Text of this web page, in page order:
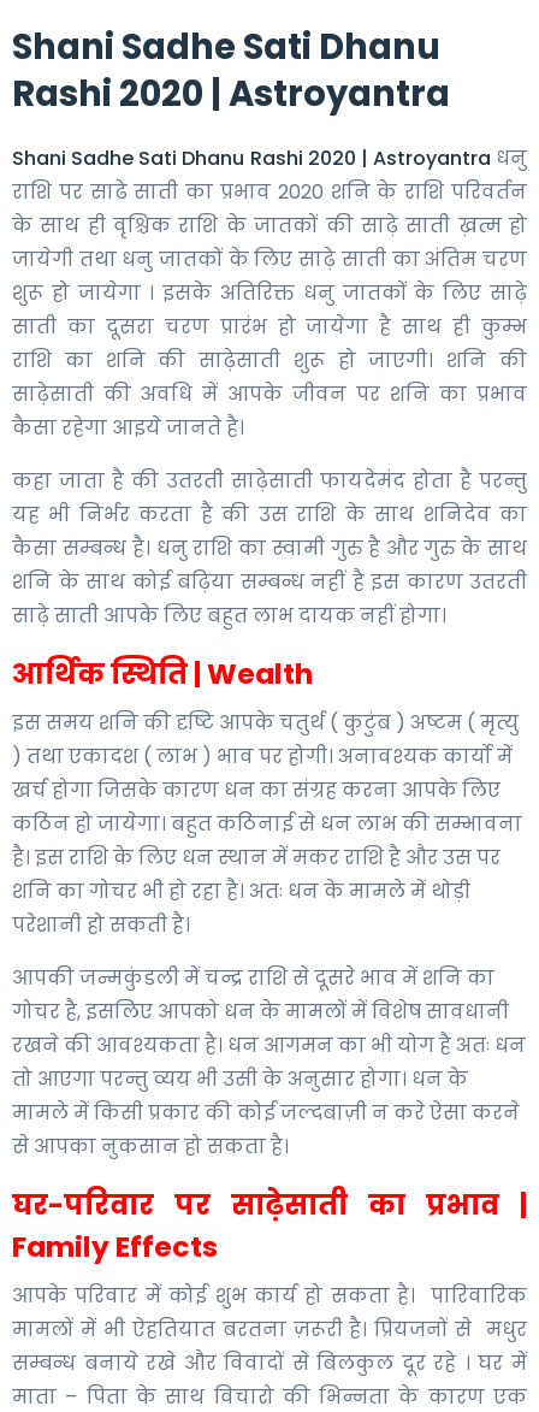
Shani Sadhe Sati Dhanu
Rashi 2020 | Astroyantra
Shani Sadhe Sati Dhanu Rashi 2020 | Astroyantra धनु
राशि पर साढे साती का प्रभाव 2020 शनि के राशि परिवर्तन
के साथ ही वृश्चिक राशि के जातकों की साढ़े साती ख़त्म हो
जायेगी तथा धनु जातकों के लिए साढ़े साती का अंतिम चरण
शुरू हो जायेगा । इसके अतिरिक्त धनु जातकों के लिए साढ़े
साती का दूसरा चरण प्रारंभ हो जायेगा है साथ ही कुम्भ
राशि का शनि की साढ़ेसाती शुरू हो जाएगी। शनि की
साढ़ेसाती की अवधि में आपके जीवन पर शनि का प्रभाव
कैसा रहेगा आइये जानते है।
कहा जाता है की उतरती साढ़ेसाती फायदेमंद होता है परन्तु
यह भी निर्भर करता है की उस राशि के साथ शनिदेव का
कैसा सम्बन्ध है। धनु राशि का स्वामी गुरु है और गुरु के साथ
शनि के साथ कोई बढ़िया सम्बन्ध नहीं है इस कारण उतरती
साढ़े साती आपके लिए बहुत लाभ दायक नहीं होगा।
आर्थिक स्थिति | Wealth
इस समय शनि की दृष्टि आपके चतुर्थ ( कुटुंब ) अष्टम ( मृत्यु
) तथा एकादश ( लाभ ) भाव पर होगी। अनावश्यक कार्यो में
खर्च होगा जिसके कारण धन का संग्रह करना आपके लिए
कठिन हो जायेगा। बहुत कठिनाई से धन लाभ की सम्भावना
है। इस राशि के लिए धन स्थान में मकर राशि है और उस पर
शनि का गोचर भी हो रहा है। अतः धन के मामले में थोड़ी
परेशानी हो सकती है।
आपकी जन्मकुंडली में चन्द्र राशि से दूसरे भाव में शनि का
गोचर है, इसलिए आपको धन के मामलों में विशेष सावधानी
रखने की आवश्यकता है। धन आगमन का भी योग है अतः धन
तो आएगा परन्तु व्यय भी उसी के अनुसार होगा। धन के
मामले में किसी प्रकार की कोई जल्दबाज़ी न करे ऐसा करने
से आपका नुकसान हो सकता है।
घर-परिवार पर साढ़ेसाती का प्रभाव |
Family Effects
आपके परिवार में कोई शुभ कार्य हो सकता है। पारिवारिक
मामलों में भी ऐहतियात बरतना ज़रूरी है। प्रियजनों से मधुर
सम्बन्ध बनाये रखे और विवादों से बिलकुल दूर रहे । घर में
माता – पिता के साथ विचारो की भिन्नता के कारण एक